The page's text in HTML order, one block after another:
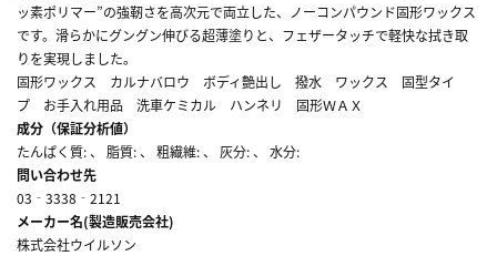
ッ素ポリマー”の強靭さを高次元で両立した、ノーコンパウンド固形ワックス
です。滑らかにグングン伸びる超薄塗りと、フェザータッチで軽快な拭き取
りを実現しました。
固形ワックス カルナバロウ ボディ艶出し 撥水 ワックス 固型タイ
プ お手入れ用品 洗車ケミカル ハンネリ 固形ＷＡＸ
成分（保証分析値）
たんぱく質: 、 脂質: 、 粗繊維: 、 灰分: 、 水分:
問い合わせ先
03‐3338‐2121
メーカー名(製造販売会社)
株式会社ウイルソン